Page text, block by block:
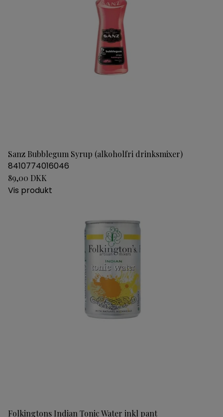
Sanz Bubblegum Syrup (alkoholfri drinksmixer)
8410774016046
89,00 DKK
Vis produkt
Folkingtons Indian Tonic Water inkl pant